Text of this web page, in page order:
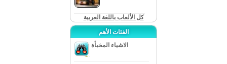
كل الألعاب باللغة العربية
الفئات الأهم
الاشياء المخبأة